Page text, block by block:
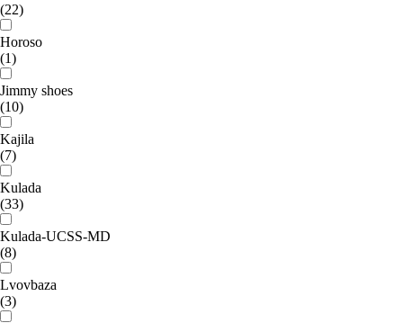
(22)
Horoso
(1)
Jimmy shoes
(10)
Kajila
(7)
Kulada
(33)
Kulada-UCSS-MD
(8)
Lvovbaza
(3)